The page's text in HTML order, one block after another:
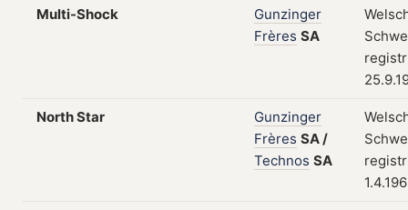
Multi-Shock
Gunzinger
Frères SA
North Star
Gunzinger
Frères SA/
Technos SA